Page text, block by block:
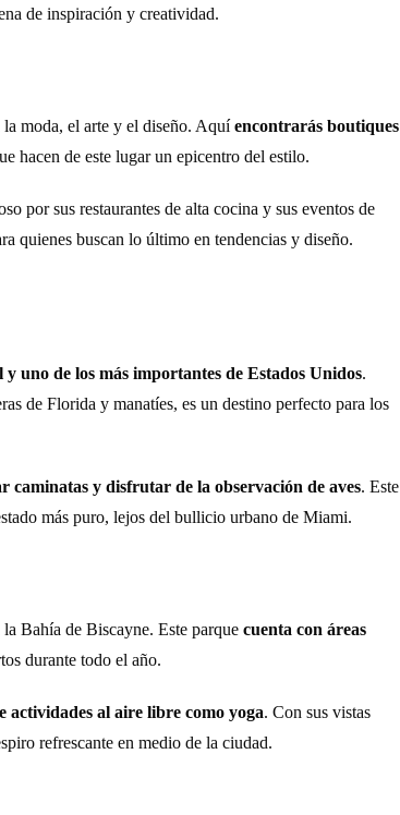
de inspiración y creatividad.
moda, el arte y el diseño. Aquíencontrarás boutiques
hacen de este lugar un epicentro del estilo.
por sus restaurantes de alta cocina y sus eventos de
quienes buscan lo último en tendencias y diseño.
y uno de los más importantes de Estados Unidos.
de Florida y manatíes, es un destino perfecto para los
y disfrutar de la observación de aves. Este
más puro, lejos del bullicio urbano de Miami.
Bahía de Biscayne. Este parque cuenta con áreas
durante todo el año.
al aire libre como yoga. Con sus vistas
refrescante en medio de la ciudad.